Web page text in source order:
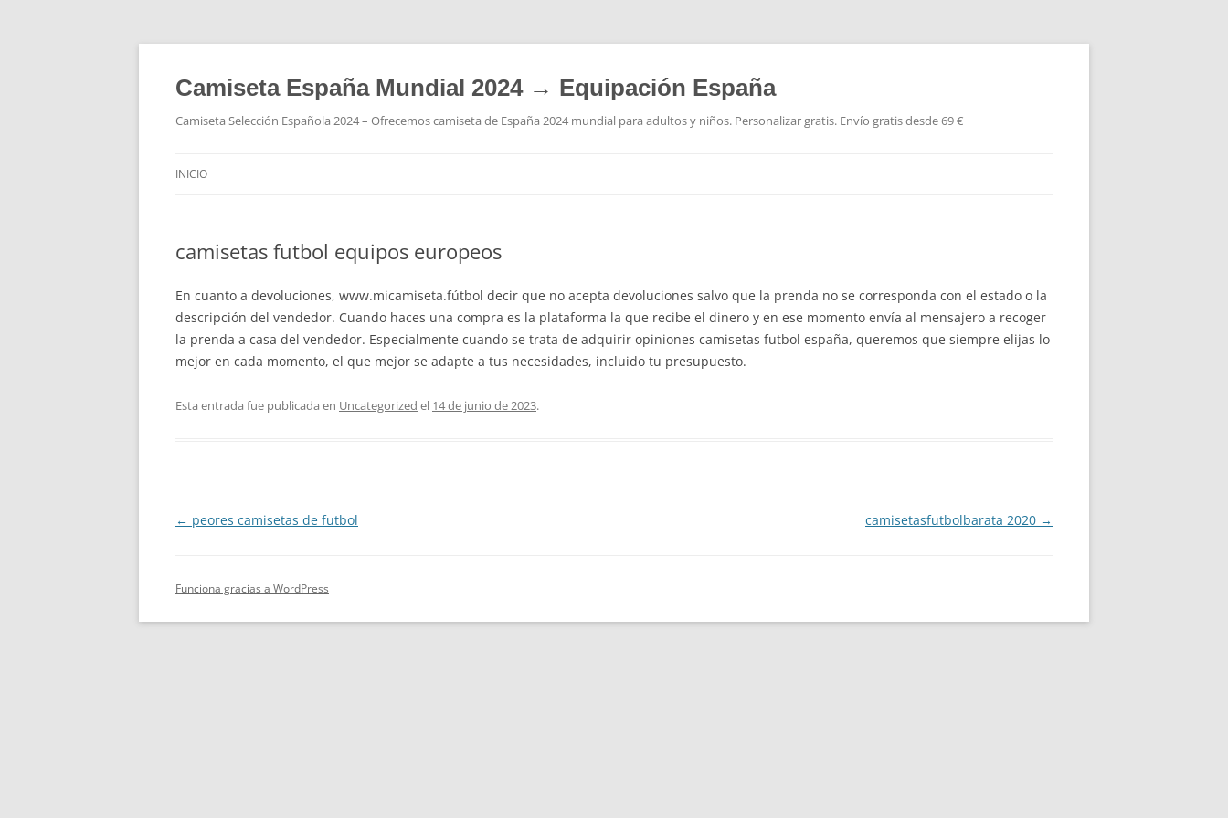
Camiseta España Mundial 2024 → Equipación España
Camiseta Selección Española 2024 – Ofrecemos camiseta de España 2024 mundial para adultos y niños. Personalizar gratis. Envío gratis desde 69 €
INICIO
camisetas futbol equipos europeos
En cuanto a devoluciones, www.micamiseta.fútbol decir que no acepta devoluciones salvo que la prenda no se corresponda con el estado o la
descripción del vendedor. Cuando haces una compra es la plataforma la que recibe el dinero y en ese momento envía al mensajero a recoger
la prenda a casa del vendedor. Especialmente cuando se trata de adquirir opiniones camisetas futbol españa, queremos que siempre elijas lo
mejor en cada momento, el que mejor se adapte a tus necesidades, incluido tu presupuesto.
Esta entrada fue publicada en Uncategorized el 14 de junio de 2023.
Navegación
← peores camisetas de futbol camisetasfutbolbarata 2020 →
Funciona gracias a WordPress